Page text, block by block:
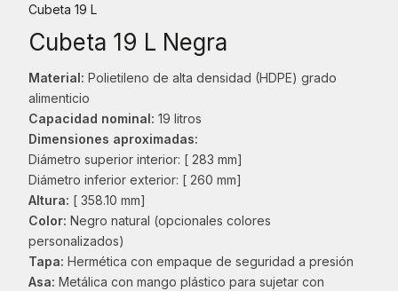
Cubeta 19 L
Cubeta 19 L Negra
Material: Polietileno de alta densidad (HDPE) grado
alimenticio
Capacidad nominal: 19 litros
Dimensiones aproximadas:
Diámetro superior interior: [ 283 mm]
Diámetro inferior exterior: [ 260 mm]
Altura: [ 358.10 mm]
Color: Negro natural (opcionales colores
personalizados)
Tapa: Hermética con empaque de seguridad a presión
Asa: Metálica con mango plástico para sujetar con